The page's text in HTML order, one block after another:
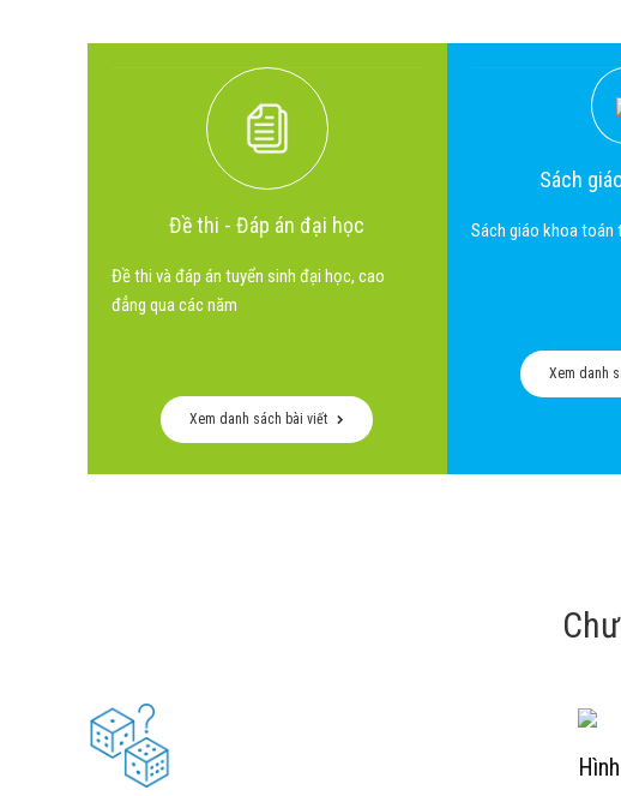
Đề thi - Đáp án đại học
Đề thi và đáp án tuyển sinh đại học, cao
đẳng qua các năm
Xem danh sách bài viết
Sách
Sách giáo khoa toán
Xem danh